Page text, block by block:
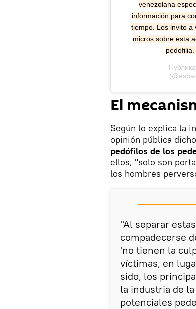
venezolana
información para
tiempo. Los invito a
micros sobre esta
El
Según lo explica la
opinión pública dicho
pedófilos de los
ellos, "solo son
los hombres
"Al separar
compadecerse
'no tienen la
víctimas, en
sido, los
la industria de
potenciales